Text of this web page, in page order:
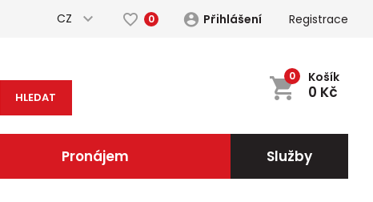
CZ 0 Přihlášení Registrace
HLEDAT
Košík
0 Kč
0
Pronájem Služby